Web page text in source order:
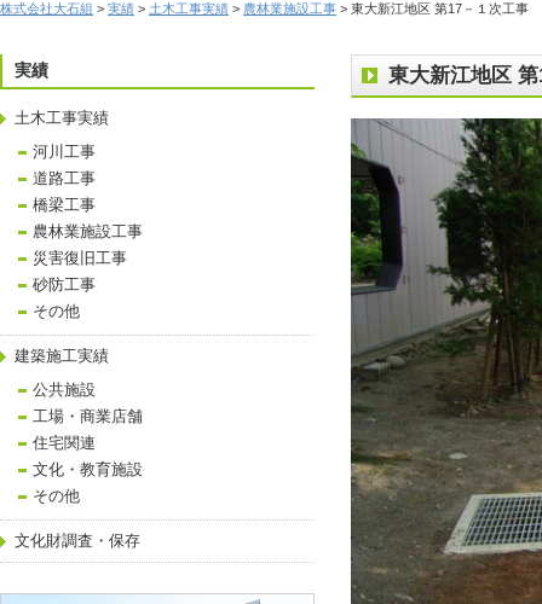
株式会社大石組 > 実績 > 土木工事実績 > 農林業施設工事 > 東大新江地区 第17－１次工事
東大新江地区
実績
土木工事実績
河川工事
道路工事
橋梁工事
農林業施設工事
災害復旧工事
砂防工事
その他
建築施工実績
公共施設
工場・商業店舗
住宅関連
文化・教育施設
その他
文化財調査・保存